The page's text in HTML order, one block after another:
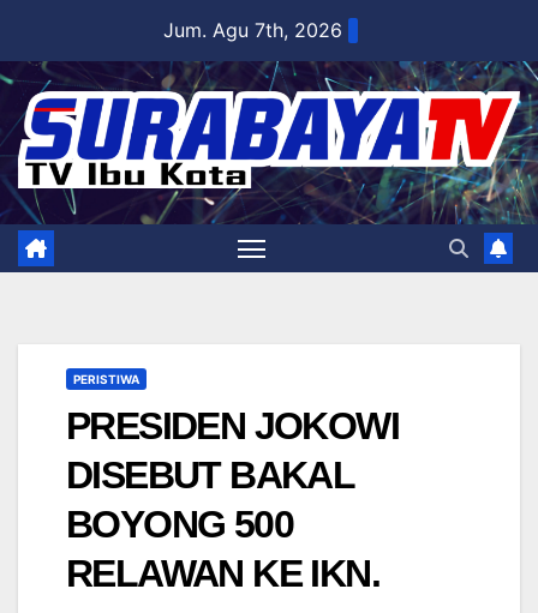
content
Jum. Agu 7th, 2026
PERISTIWA
PRESIDEN JOKOWI
DISEBUT BAKAL
BOYONG 500
RELAWAN KE IKN.